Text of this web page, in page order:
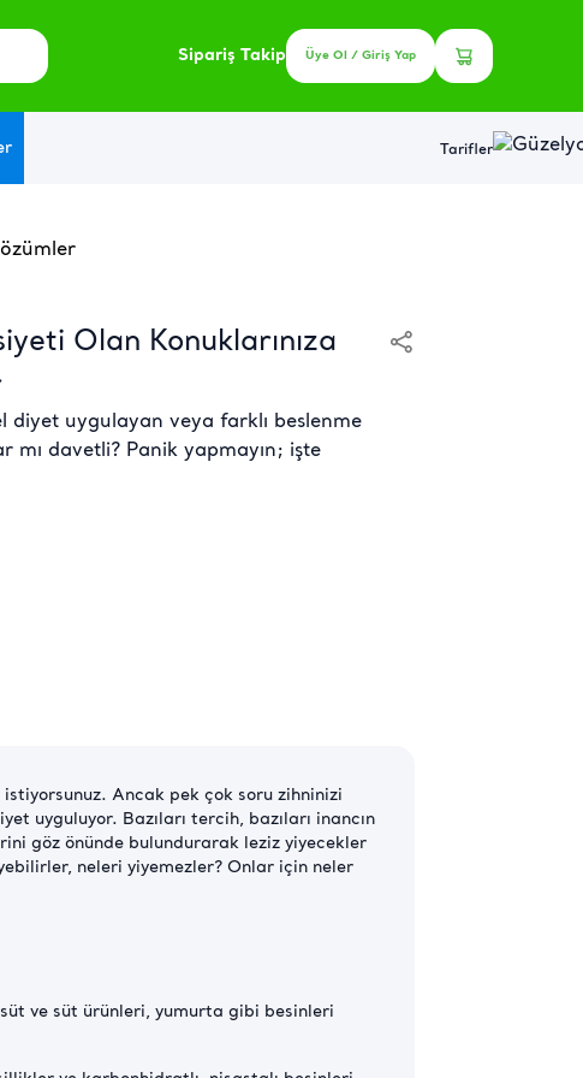
Sipariş Takip Üye Ol / Giriş Yap
Tarifler
Olan Konuklarınıza
diyet uygulayan veya farklı beslenme
mı davetli? Panik yapmayın; işte
istiyorsunuz. Ancak pek çok soru zihninizi
uyguluyor. Bazıları tercih, bazıları inancın
göz önünde bulundurarak leziz yiyecekler
neleri yiyemezler? Onlar için neler
süt ve süt ürünleri, yumurta gibi besinleri